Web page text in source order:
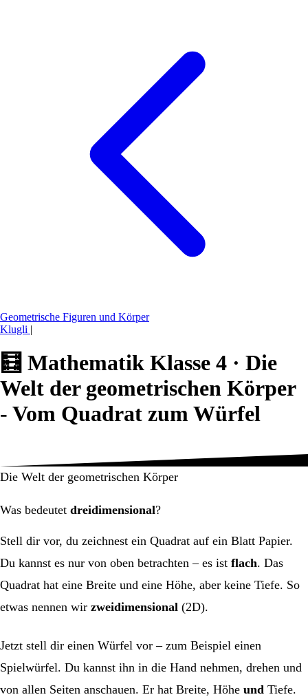
Geometrische Figuren und Körper
Klugli |
🧮 Mathematik Klasse 4 · Die
Welt der geometrischen Körper
- Vom Quadrat zum Würfel
Die Welt der geometrischen Körper
Was bedeutet dreidimensional?
Stell dir vor, du zeichnest ein Quadrat auf ein Blatt Papier.
Du kannst es nur von oben betrachten – es ist flach. Das
Quadrat hat eine Breite und eine Höhe, aber keine Tiefe. So
etwas nennen wir zweidimensional (2D).
Jetzt stell dir einen Würfel vor – zum Beispiel einen
Spielwürfel. Du kannst ihn in die Hand nehmen, drehen und
von allen Seiten anschauen. Er hat Breite, Höhe und Tiefe.